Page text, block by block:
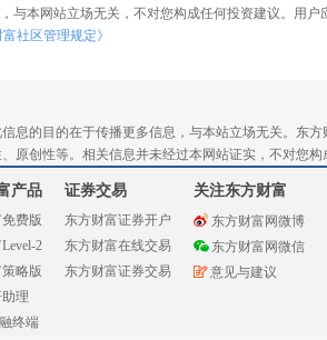
与本网站立场无关，不对您构成任何投资建议。用
富社区管理规定》
息的目的在于传播更多信息，与本站立场无关。东
原创性等。相关信息并未经过本网站证实，不对您
产品
费版
2
略版
理
终端
证券交易
东方财富证券开户
东方财富在线交易
东方财富证券交易
关注东方财富
东方财富网微博
东方财富网微信
意见与建议